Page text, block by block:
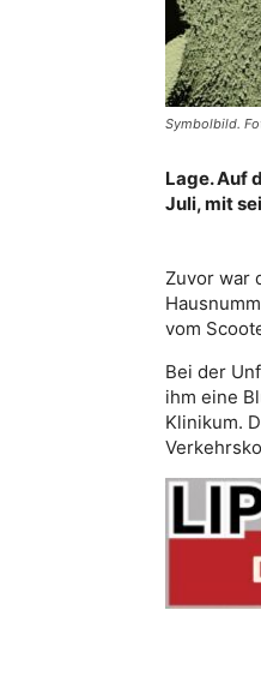
Symbolbild.
Lage. Auf
Juli, mit
Zuvor war
vom
Bei der
ihm eine
Klinikum.